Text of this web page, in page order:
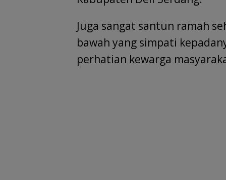
Juga sangat santun ramah
bawah yang simpati
perhatian kewarga